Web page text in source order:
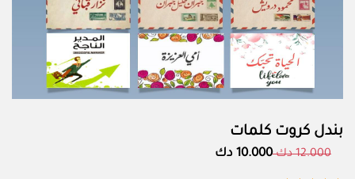
بندل كروت كلمات
12.000 دك 10.000 دك